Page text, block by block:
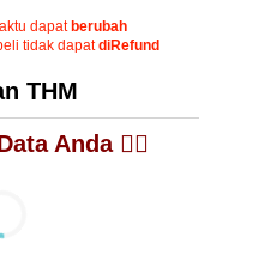
dapatberubah
tidak dapatdiRefund
THM
Anda 👇🏻